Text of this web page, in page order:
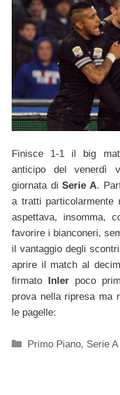
Finisce 1-1 il big
anticipo del venerdì
giornata diSerie A.
a tratti particolarmente
aspettava, insomma,
favorire i bianconeri,
il vantaggio degli
aprire il match al
firmato
Inler poco
prova nella ripresa ma
le pagelle:
Categorie
Primo Piano, Serie